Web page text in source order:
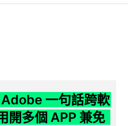
一句話跨軟
開多個 APP 兼免